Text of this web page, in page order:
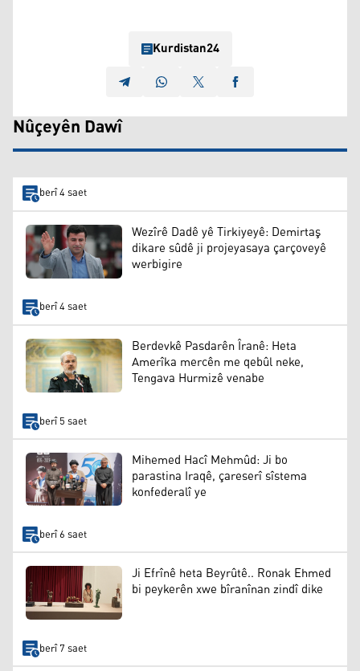
Kurdistan24
Nûçeyên Dawî
berî 4 saet
Wezîrê Dadê yê Tirkiyeyê: Demirtaş
dikare sûdê ji projeyasaya çarçoveyê
werbigire
berî 4 saet
Berdevkê Pasdarên Îranê: Heta
Amerîka mercên me qebûl neke,
Tengava Hurmizê venabe
berî 5 saet
Mihemed Hacî Mehmûd: Ji bo
parastina Iraqê, çareserî sîstema
konfederalî ye
berî 6 saet
Ji Efrînê heta Beyrûtê.. Ronak Ehmed
bi peykerên xwe bîranînan zindî dike
berî 7 saet